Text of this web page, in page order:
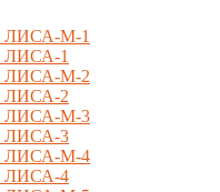
ЛИСА-М-1
ЛИСА-1
ЛИСА-М-2
ЛИСА-2
ЛИСА-М-3
ЛИСА-3
ЛИСА-М-4
ЛИСА-4